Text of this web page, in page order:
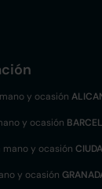
y ocasión
y ocasión
y ocasión
y ocasión